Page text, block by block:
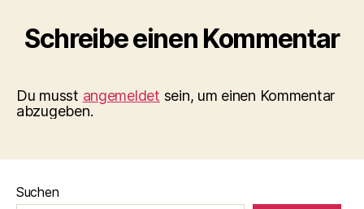
Schreibe einen Kommentar
Du musst angemeldet sein, um einen Kommentar
abzugeben.
Suchen